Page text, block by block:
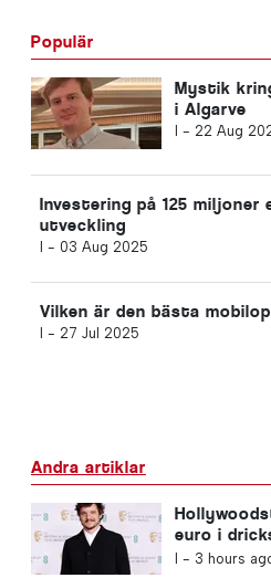
Populär
Mystik
i Algarve
I - 22 Aug
Investering på 125 miljoner
utveckling
I - 03 Aug 2025
Vilken är den bästa
I - 27 Jul 2025
Andra artiklar
euro i
Portugal
I - 3 hours